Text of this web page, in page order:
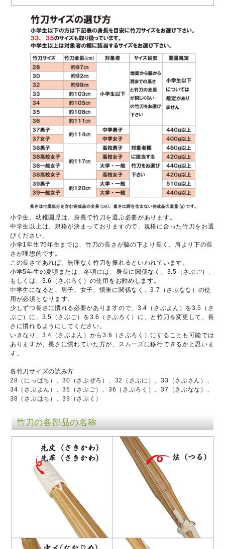
小学生、幼稚園児は、身長で竹刀を選ぶ必要があります。
中学生以上は、規格が決まっておりますので、規格に合った竹刀をお選
びください。
小学1年生?5年生までは、竹刀の長さが脇の下より長く、肩より下の長
さが理想的です。
この長さであれば、無理なく竹刀を振れるといわれています。
小学5年生の夏頃または、冬頃には、身長に関係なく、3.5（さぶご）、
もしくは、3.6（さぶろく）の使用をお勧めします。
中学生になると、男子、女子、慎重に関係なく、3.7（さぶなな）の使
用が必須となります。
少しずつ長さに慣れる必要がありますので、3.4（さぶよん）を3.5（さ
ぶご）に、3.5（さぶご）を3.6（さぶろく）に、と竹刀を変更して、長
さに慣れるようにしてください。
いきなり、3.4（さぶよん）から3.6（さぶろく）にすることも可能では
ありますが、長さに慣れていた方が、スムーズに移行できるかと思いま
す。
各竹刀サイズの読み方
28（にっぱち）、30（さぶぜろ）、32（さぶに）、33（さぶさん）、
34（さぶよん）、35（さぶご）、36（さぶろく）、37（さぶなな）、
38（さぶはち）、39（さぶく）
竹刀の各部品の名称